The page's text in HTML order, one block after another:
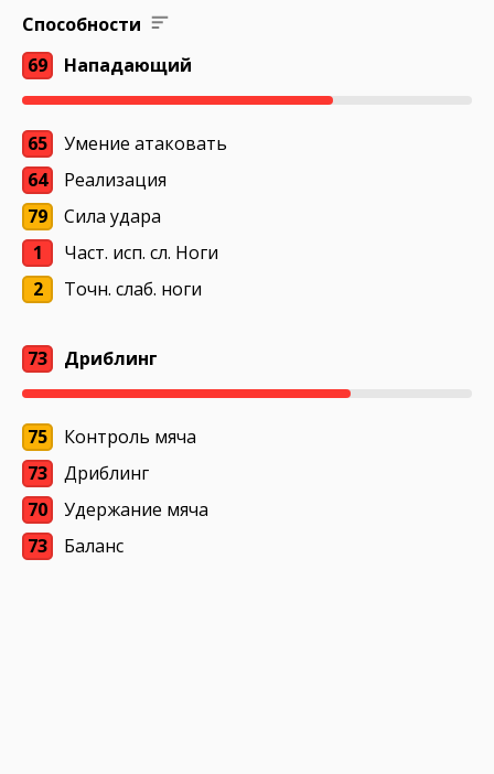
Способности
69
Нападающий
65
Умение атаковать
64
Реализация
79
Сила удара
1
Част. исп. сл. Ноги
2
Точн. слаб. ноги
73 Дриблинг
75
Контроль мяча
73
Дриблинг
70
Удержание мяча
73
Баланс